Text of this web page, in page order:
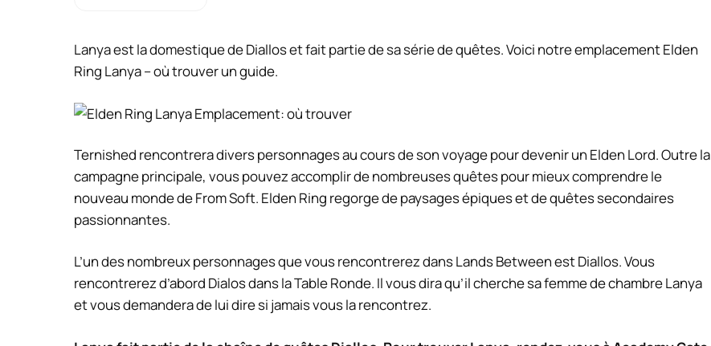
Lanya est la domestique de Diallos et fait partie de sa série de quêtes. Voici notre emplacement Elden
Ring Lanya – où trouver un guide.
Ternished rencontrera divers personnages au cours de son voyage pour devenir un Elden Lord. Outre la
campagne principale, vous pouvez accomplir de nombreuses quêtes pour mieux comprendre le
nouveau monde de From Soft. Elden Ring regorge de paysages épiques et de quêtes secondaires
passionnantes.
L’un des nombreux personnages que vous rencontrerez dans Lands Between est Diallos. Vous
rencontrerez d’abord Dialos dans la Table Ronde. Il vous dira qu’il cherche sa femme de chambre Lanya
et vous demandera de lui dire si jamais vous la rencontrez.